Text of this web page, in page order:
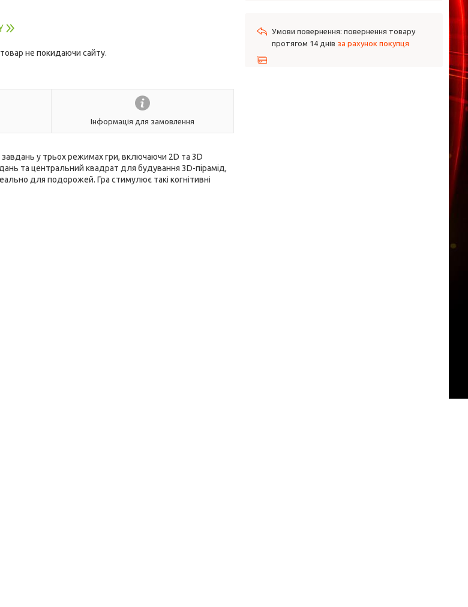
не покидаючи сайту.
Інформація для замовлення
у трьох режимах гри, включаючи 2D та 3D
та центральний квадрат для будування 3D-пірамід,
для подорожей. Гра стимулює такі когнітивні
повернення товару
протягом 14 днів за рахунок покупця